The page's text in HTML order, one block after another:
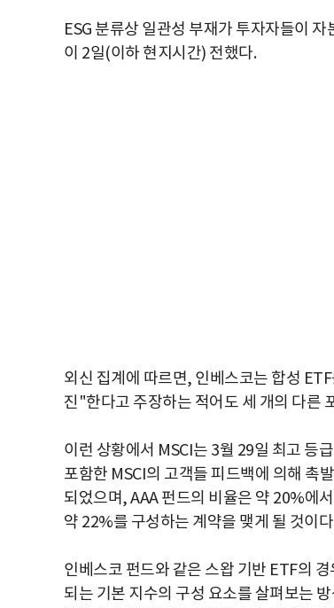
ESG 분류상 일관성 부재가 투자자들이
이 2일(이하 현지시간) 전했다.
외신 집계에 따르면, 인베스코는 합성
진"한다고 주장하는 적어도 세 개의 다른
이런 상황에서 MSCI는 3월 29일 최고 등
포함한 MSCI의 고객들 피드백에 의해 촉
되었으며, AAA 펀드의 비율은 약 20%에
약 22%를 구성하는 계약을 맺게 될 것이
인베스코 펀드와 같은 스왑 기반 ETF의
되는 기본 지수의 구성 요소를 살펴보는